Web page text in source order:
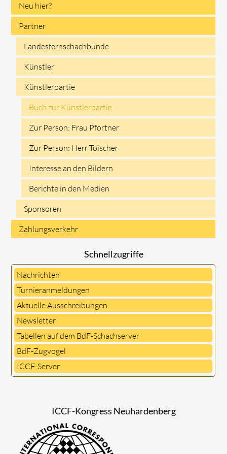
Neu hier?
Partner
Landesfernschachbünde
Künstler
Künstlerpartie
Buch zur Künstlerpartie
Zur Person: Frau Pfortner
Zur Person: Herr Toischer
Interesse an den Bildern
Berichte in den Medien
Sponsoren
Zahlungsverkehr
Schnellzugriffe
Nachrichten
Turnieranmeldungen
Aktuelle Ausschreibungen
Newsletter
Tabellen auf dem BdF-Schachserver
BdF-Zugvogel
ICCF-Server
ICCF-Kongress Neuhardenberg